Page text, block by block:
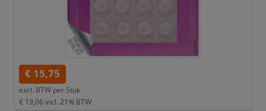
€ 15,75
excl. BTW per Stuk
€ 19,06 incl. 21% BTW